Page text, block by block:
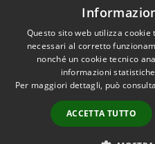
Dichiarazione di
RSS
Accessibilità
Questo sito web utilizza
necessari al corretto
nonché un cookie tecnico
informazioni
Per maggiori dettagli, può
ACCETTA TUTTO